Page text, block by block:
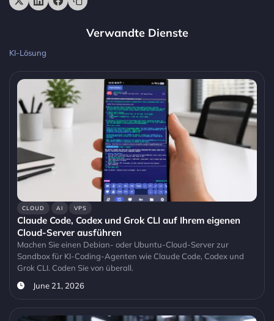
Verwandte Dienste
KI-Lösung
CLOUD AI VPS
Claude Code, Codex und Grok CLI auf Ihrem eigenen
Cloud-Server ausführen
Machen Sie einen Debian- oder Ubuntu-Cloud-Server zur
Sandbox für KI-Coding-Agenten wie Claude Code, Codex und
Grok CLI. Coden Sie von überall.
June 21, 2026